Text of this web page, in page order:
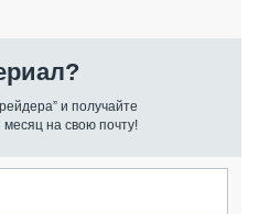
и получайте
на свою почту!